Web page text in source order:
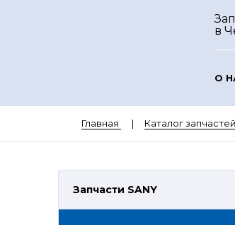
в
О
Главная Каталог запчастей
Запчасти SANY